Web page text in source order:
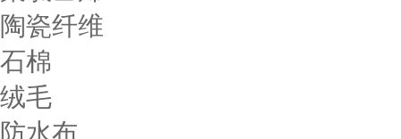
陶瓷纤维
石棉
绒毛
防水布